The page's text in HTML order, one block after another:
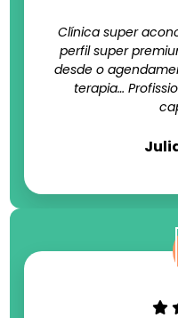
Clínica super
perfil super
desde o
terapia…